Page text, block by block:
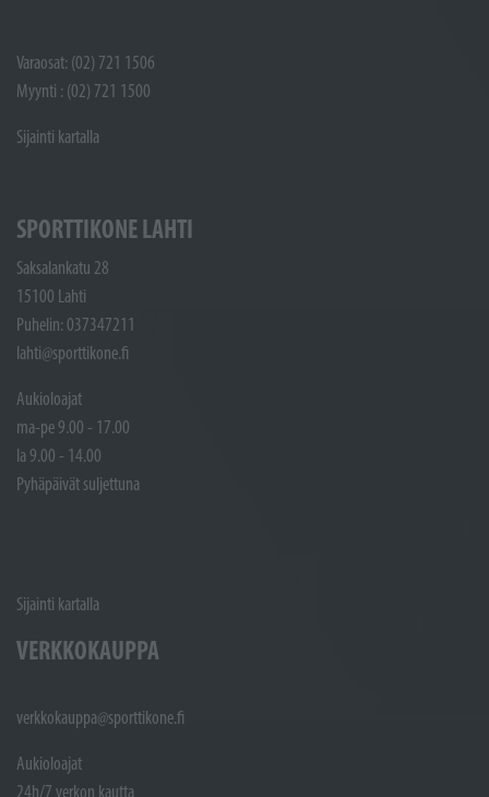
Varaosat: (02) 721 1506
Myynti : (02) 721 1500
Sijainti kartalla
SPORTTIKONE LAHTI
Saksalankatu 28
15100 Lahti
Puhelin: 037347211
lahti@sporttikone.fi
Aukioloajat
ma-pe 9.00 - 17.00
la 9.00 - 14.00
Pyhäpäivät suljettuna
Sijainti kartalla
VERKKOKAUPPA
verkkokauppa@sporttikone.fi
Aukioloajat
24h/7 verkon kautta